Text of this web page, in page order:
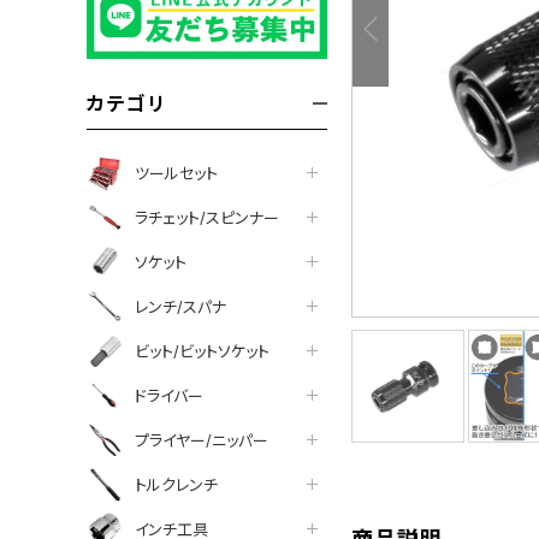
カテゴリ
ツールセット
ラチェット/スピンナー
ソケット
レンチ/スパナ
ビット/ビットソケット
ドライバー
プライヤー/ニッパー
トルクレンチ
インチ工具
facebook
line